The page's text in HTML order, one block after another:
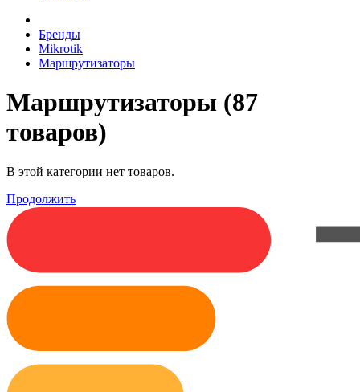
Бренды
Mikrotik
Маршрутизаторы
Маршрутизаторы (87
товаров)
В этой категории нет товаров.
Продолжить